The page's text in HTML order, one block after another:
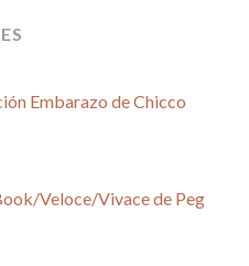
Embarazo de Chicco
Veloce/Vivace de Peg